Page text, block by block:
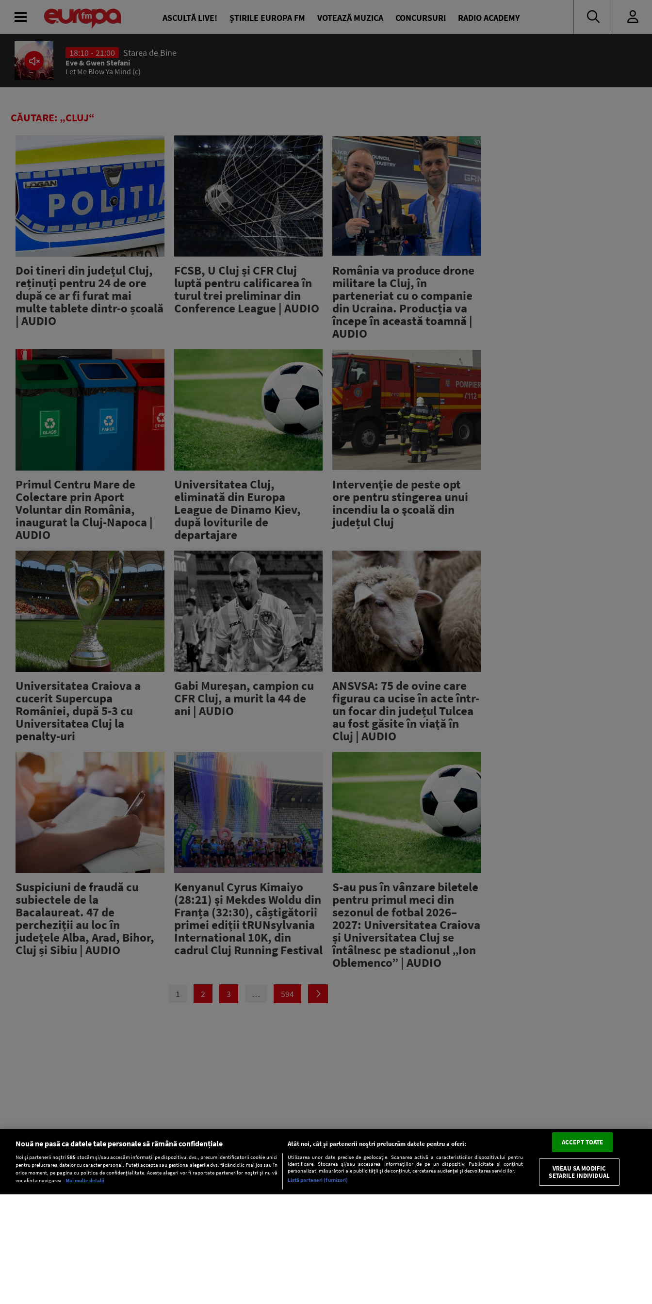
CONFIDENŢIALITATE
ASCULTĂ LIVE! ȘTIRILE EUROPA FM VOTEAZĂ MUZICA CONCURSURI RADIO ACADEMY
18:10 - 21:00 Starea de Bine
Eve & Gwen Stefani
Let Me Blow Ya Mind (c)
CĂUTARE: „CLUJ“
Doi tineri din județul Cluj,
reținuți pentru 24 de ore
după ce ar fi furat mai
multe tablete dintr-o școală
| AUDIO
FCSB, U Cluj și CFR Cluj
luptă pentru calificarea în
turul trei preliminar din
Conference League | AUDIO
România va produce drone
militare la Cluj, în
parteneriat cu o companie
din Ucraina. Producția va
începe în această toamnă |
AUDIO
Primul Centru Mare de
Colectare prin Aport
Voluntar din România,
inaugurat la Cluj-Napoca |
AUDIO
Universitatea Cluj,
eliminată din Europa
League de Dinamo Kiev,
după loviturile de
departajare
Intervenţie de peste opt
ore pentru stingerea unui
incendiu la o şcoală din
județul Cluj
Universitatea Craiova a
cucerit Supercupa
României, după 5-3 cu
Universitatea Cluj la
penalty-uri
Gabi Mureșan, campion cu
CFR Cluj, a murit la 44 de
ani | AUDIO
ANSVSA: 75 de ovine care
figurau ca ucise în acte într-
un focar din județul Tulcea
au fost găsite în viață în
Cluj | AUDIO
Suspiciuni de fraudă cu
subiectele de la
Bacalaureat. 47 de
percheziții au loc în
județele Alba, Arad, Bihor,
Cluj și Sibiu | AUDIO
Kenyanul Cyrus Kimaiyo
(28:21) și Mekdes Woldu din
Franța (32:30), câștigătorii
primei ediții tRUNsylvania
International 10K, din
cadrul Cluj Running Festival
S-au pus în vânzare biletele
pentru primul meci din
sezonul de fotbal 2026–
2027: Universitatea Craiova
și Universitatea Cluj se
întâlnesc pe stadionul „Ion
Oblemenco” | AUDIO
1 2 3 … 594
ACASĂ
ȘTIRI
PODCAST
ASCULTĂ LIVE
Setări:
Dark Mode
Nouă ne pasă ca datele tale personale să rămână confidențiale
Noi și partenerii noștri585 stocăm și/sau accesăm informații pe dispozitivul dvs., precum identificatorii cookie unici
pentru prelucrarea datelor cu caracter personal. Puteți accepta sau gestiona alegerile dvs. făcând clic mai jos sau în
orice moment, pe pagina cu politica de confidențialitate. Aceste alegeri vor fi raportate partenerilor noștri și nu vă
vor afecta navigarea. Mai multe detalii
Atât noi, cât și partenerii noștri prelucrăm datele pentru a oferi:
Utilizarea unor date precise de geolocație. Scanarea activă a caracteristicilor dispozitivului pentru
identificare. Stocarea și/sau accesarea informațiilor de pe un dispozitiv. Publicitate și conținut
personalizat, măsurători ale publicității și de conținut, cercetarea audienței și dezvoltarea serviciilor.
Listă parteneri (furnizori)
ACCEPT TOATE
VREAU SA MODIFIC
SETARILE INDIVIDUAL